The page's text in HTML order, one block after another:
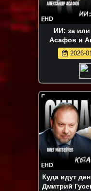
FHD
ИИ: за
Асафов и
2026-
FHD
Куда идут
Дмитрий